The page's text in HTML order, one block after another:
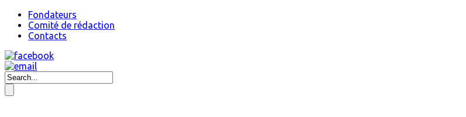
Fondateurs
Comité de rédaction
Contacts